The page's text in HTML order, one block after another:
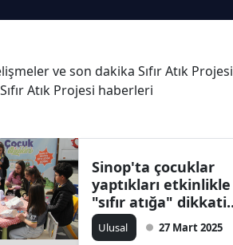
ve son dakika Sıfır Atık Projesi
Atık Projesi haberleri
Sinop'ta çocuklar
yaptıkları etkinlikle
"sıfır atığa" dikkati
çekti
Ulusal 27 Mart 2025